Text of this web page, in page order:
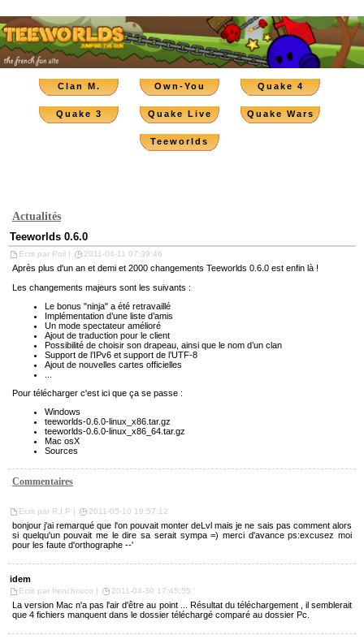
Clan M. Own-You Quake 4
Quake 3 Quake Live Quake Wars
Teeworlds
Actualités
Teeworlds 0.6.0
Ecrit par Poil | 2011-04-11 07:39:46
Après plus d'un an et demi et 2000 changements Teeworlds 0.6.0 est enfin là !
Les changements majeurs sont les suivants :
Le bonus "ninja" a été retravaillé
Implémentation d’une liste d’amis
Un mode spectateur amélioré
Ajout de traduction pour le client
Possibilité de choisir son drapeau, ainsi que le nom d’un clan
Support de l’IPv6 et support de l’UTF-8
Ajout de nouvelles cartes officielles
Pour télécharger c'est ici que ça se passe :
Windows
teeworlds-0.6.0-linux_x86.tar.gz
teeworlds-0.6.0-linux_x86_64.tar.gz
Mac osX
Sources
Commentaires
Ecrit par R.I.P | 2011-05-10 19:57:12
bonjour j'ai remarqué que l'on pouvait monter deLvl mais je ne sais pas comment alors
si quelqu'un pouvait me le dire sa serait sympa =) merci d'avance ps:excusez moi
pour les faute d'orthographe --'
idem
Ecrit par frenchcoco | 2011-04-30 17:45:55
La version Mac n'a pas l'air d'être au point ... Résultat du téléchargement , il semblerait
que 4 fichiers manquent dans le dossier téléchargé comparé au dossier Pc.